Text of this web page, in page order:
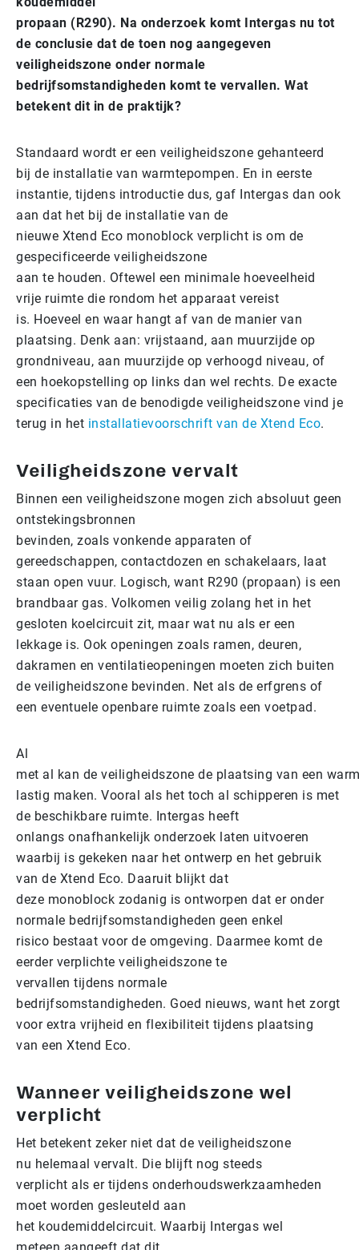
propaan (R290). Na onderzoek komt Intergas nu tot
de conclusie dat de toen nog aangegeven
veiligheidszone onder normale
bedrijfsomstandigheden komt te vervallen. Wat
betekent dit in de praktijk?
Standaard wordt er een veiligheidszone gehanteerd
bij de installatie van warmtepompen. En in eerste
instantie, tijdens introductie dus, gaf Intergas dan ook
aan dat het bij de installatie van de
nieuwe Xtend Eco monoblock verplicht is om de
gespecificeerde veiligheidszone
aan te houden. Oftewel een minimale hoeveelheid
vrije ruimte die rondom het apparaat vereist
is. Hoeveel en waar hangt af van de manier van
plaatsing. Denk aan: vrijstaand, aan muurzijde op
grondniveau, aan muurzijde op verhoogd niveau, of
een hoekopstelling op links dan wel rechts. De exacte
specificaties van de benodigde veiligheidszone vind je
terug in het installatievoorschrift van de Xtend Eco.
Vei­lig­heids­zo­ne vervalt
Binnen een veiligheidszone mogen zich absoluut geen
ontstekingsbronnen
bevinden, zoals vonkende apparaten of
gereedschappen, contactdozen en schakelaars, laat
staan open vuur. Logisch, want R290 (propaan) is een
brandbaar gas. Volkomen veilig zolang het in het
gesloten koelcircuit zit, maar wat nu als er een
lekkage is. Ook openingen zoals ramen, deuren,
dakramen en ventilatieopeningen moeten zich buiten
de veiligheidszone bevinden. Net als de erfgrens of
een eventuele openbare ruimte zoals een voetpad.
Al
met al kan de veiligheidszone de plaatsing van een
lastig maken. Vooral als het toch al schipperen is met
de beschikbare ruimte. Intergas heeft
onlangs onafhankelijk onderzoek laten uitvoeren
waarbij is gekeken naar het ontwerp en het gebruik
van de Xtend Eco. Daaruit blijkt dat
deze monoblock zodanig is ontworpen dat er onder
normale bedrijfsomstandigheden geen enkel
risico bestaat voor de omgeving. Daarmee komt de
eerder verplichte veiligheidszone te
vervallen tijdens normale
bedrijfsomstandigheden. Goed nieuws, want het zorgt
voor extra vrijheid en flexibiliteit tijdens plaatsing
van een Xtend Eco.
Wanneer veiligheidszone wel
verplicht
Het betekent zeker niet dat de veiligheidszone
nu helemaal vervalt. Die blijft nog steeds
verplicht als er tijdens onderhoudswerkzaamheden
moet worden gesleuteld aan
het koudemiddelcircuit. Waarbij Intergas wel
meteen aangeeft dat dit